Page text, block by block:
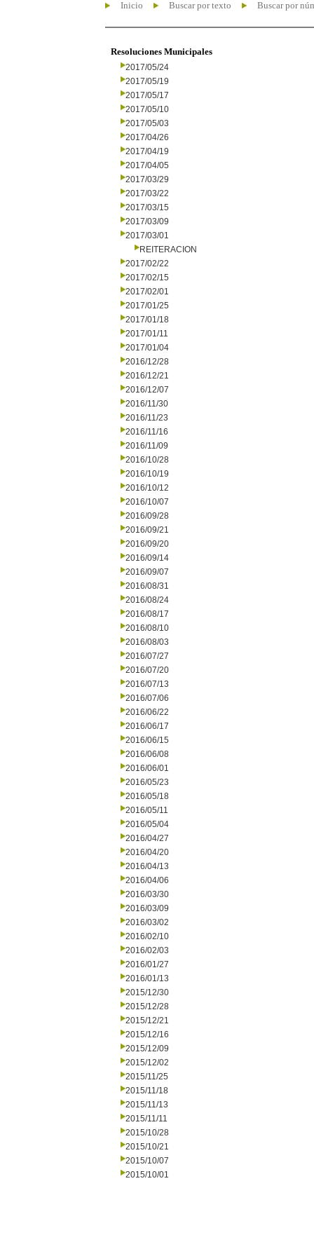
Inicio Buscar por texto Buscar por
Resoluciones Municipales
2017/05/24
2017/05/19
2017/05/17
2017/05/10
2017/05/03
2017/04/26
2017/04/19
2017/04/05
2017/03/29
2017/03/22
2017/03/15
2017/03/09
2017/03/01
REITERACION
2017/02/22
2017/02/15
2017/02/01
2017/01/25
2017/01/18
2017/01/11
2017/01/04
2016/12/28
2016/12/21
2016/12/07
2016/11/30
2016/11/23
2016/11/16
2016/11/09
2016/10/28
2016/10/19
2016/10/12
2016/10/07
2016/09/28
2016/09/21
2016/09/20
2016/09/14
2016/09/07
2016/08/31
2016/08/24
2016/08/17
2016/08/10
2016/08/03
2016/07/27
2016/07/20
2016/07/13
2016/07/06
2016/06/22
2016/06/17
2016/06/15
2016/06/08
2016/06/01
2016/05/23
2016/05/18
2016/05/11
2016/05/04
2016/04/27
2016/04/20
2016/04/13
2016/04/06
2016/03/30
2016/03/09
2016/03/02
2016/02/10
2016/02/03
2016/01/27
2016/01/13
2015/12/30
2015/12/28
2015/12/21
2015/12/16
2015/12/09
2015/12/02
2015/11/25
2015/11/18
2015/11/13
2015/11/11
2015/10/28
2015/10/21
2015/10/07
2015/10/01